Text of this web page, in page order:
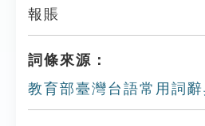
報賬
詞條來源：
教育部臺灣台語常用詞